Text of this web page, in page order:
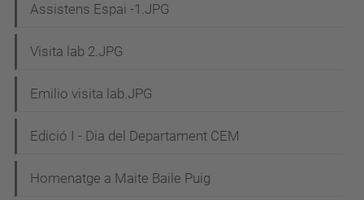
Assistens Espai -1.JPG
Visita lab 2.JPG
Emilio visita lab.JPG
Edició I - Dia del Departament CEM
Homenatge a Maite Baile Puig